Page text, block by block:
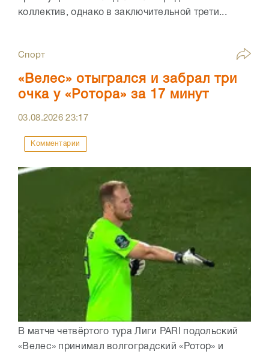
коллектив, однако в заключительной трети...
Спорт
«Велес» отыгрался и забрал три
очка у «Ротора» за 17 минут
03.08.202623:17
Комментарии
В матче четвёртого тура Лиги PARI подольский
«Велес» принимал волгоградский «Ротор» и